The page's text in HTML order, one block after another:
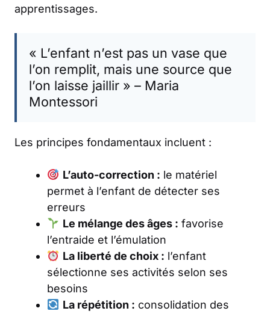
apprentissages.
« L’enfant n’est pas un vase que
l’on remplit, mais une source que
l’on laisse jaillir » – Maria
Montessori
Les principes fondamentaux incluent :
L’auto-correction : le matériel
permet à l’enfant de détecter ses
erreurs
Le mélange des âges : favorise
l’entraide et l’émulation
La liberté de choix : l’enfant
sélectionne ses activités selon ses
besoins
La répétition : consolidation des